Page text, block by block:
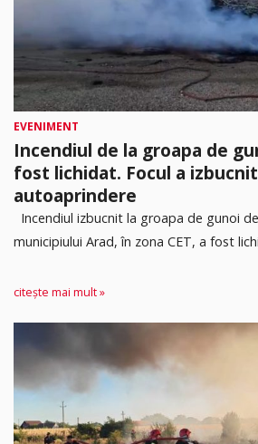
EVENIMENT
Incendiul de la groapa de
fost lichidat. Focul a
autoaprindere
Incendiul izbucnit la groapa de gunoi
municipiului Arad, în zona CET, a fost
citește mai mult »